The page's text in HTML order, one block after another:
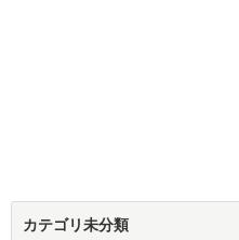
カテゴリ未分類